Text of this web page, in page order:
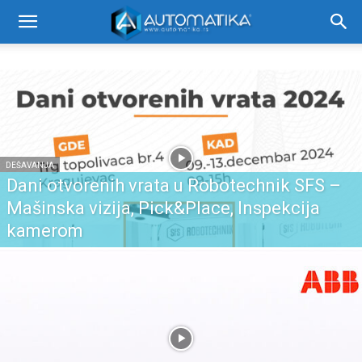
DEŠAVANJA
Dani otvorenih vrata u Robotechnik SFS –
Mašinska vizija, Pick&Place, Inspekcija
kamerom